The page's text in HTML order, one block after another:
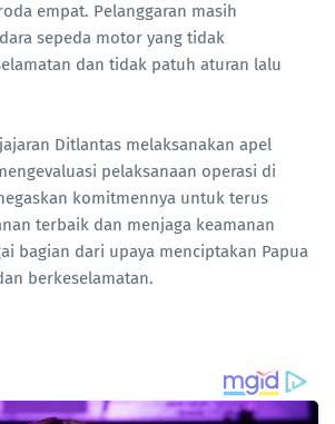
empat. Pelanggaran masih
sepeda motor yang tidak
dan tidak patuh aturan lalu
Ditlantas melaksanakan apel
pelaksanaan operasi di
komitmennya untuk terus
terbaik dan menjaga keamanan
bagian dari upaya menciptakan Papua
berkeselamatan.